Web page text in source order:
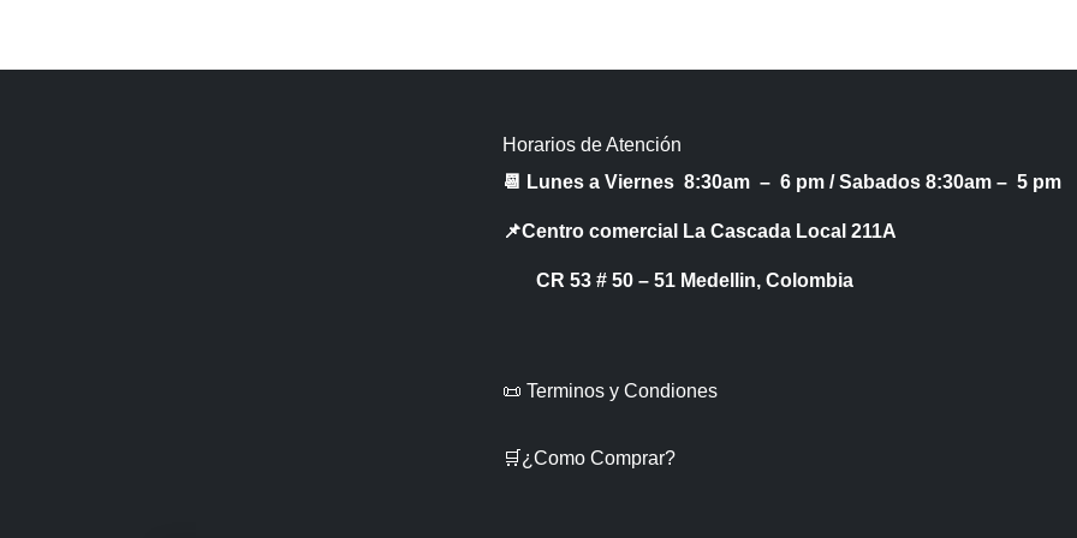
Horarios de Atención
📆 Lunes a Viernes 8:30am – 6 pm /Sabados 8:30am – 5 pm
📌Centro comercial La Cascada Local 211A
CR 53 # 50 – 51 Medellin, Colombia
📜 Terminos y Condiones
🛒¿Como Comprar?